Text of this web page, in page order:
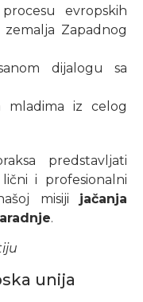
evropskih
Zapadnog
dijalogu sa
iz celog
predstavljati
i profesionalni
misiji jačanja
.
unija